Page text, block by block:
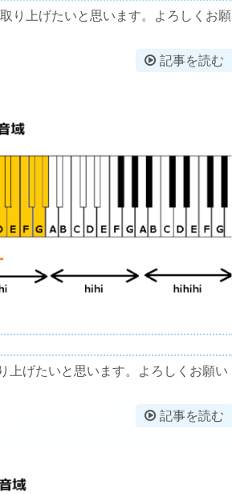
り上げたいと思います。よろしくお願
記事を読む
上げたいと思います。よろしくお願い
記事を読む